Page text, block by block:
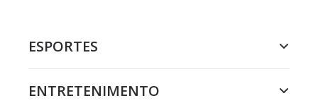
ESPORTES
ENTRETENIMENTO